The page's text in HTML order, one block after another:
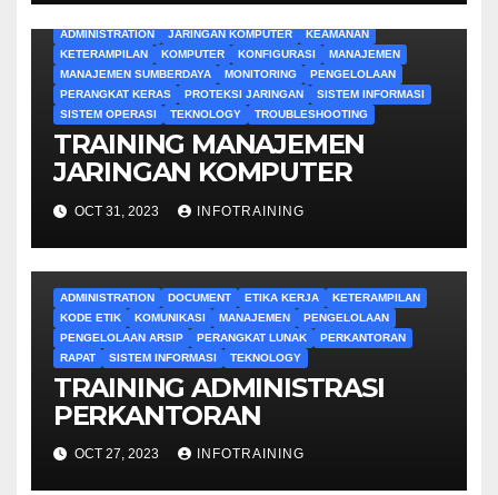
ADMINISTRATION JARINGAN KOMPUTER
KEAMANAN
KETERAMPILAN
KOMPUTER KONFIGURASI
MANAJEMEN
MANAJEMEN SUMBERDAYA
MONITORING
PENGELOLAAN
PERANGKAT KERAS
PROTEKSI JARINGAN
SISTEM INFORMASI
SISTEM OPERASI
TEKNOLOGY TROUBLESHOOTING
TRAINING MANAJEMEN
JARINGAN KOMPUTER
OCT 31, 2023 INFOTRAINING
ADMINISTRATION DOCUMENT ETIKA KERJA
KETERAMPILAN
KODE ETIK
KOMUNIKASI MANAJEMEN
PENGELOLAAN
PENGELOLAAN ARSIP
PERANGKAT LUNAK
PERKANTORAN
RAPAT
SISTEM INFORMASI TEKNOLOGY
TRAINING ADMINISTRASI
PERKANTORAN
OCT 27, 2023 INFOTRAINING